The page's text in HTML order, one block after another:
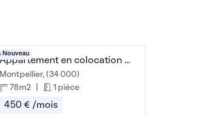
Nouveau
Appartement en colocation - Montpellier Sud
Montpellier, (34 000)
78m2
1 piéce
450 € /mois